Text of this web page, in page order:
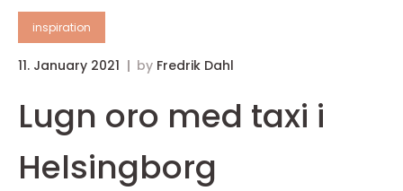
inspiration
11. January 2021 by Fredrik Dahl
Lugn oro med taxi i
Helsingborg